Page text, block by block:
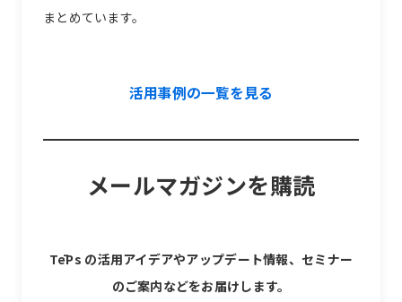
まとめています。
活用事例の一覧を見る
メールマガジンを購読
TēPs の活用アイデアやアップデート情報、セミナー
のご案内などをお届けします。